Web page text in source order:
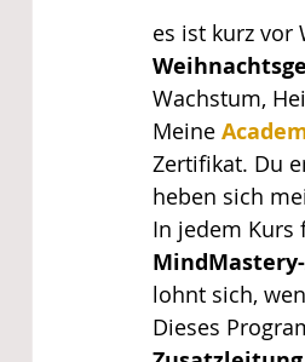
es ist kurz vor
Wachstum,
Meine
Zertifikat. Du
heben sich
In jedem Kurs
lohnt sich,
Dieses